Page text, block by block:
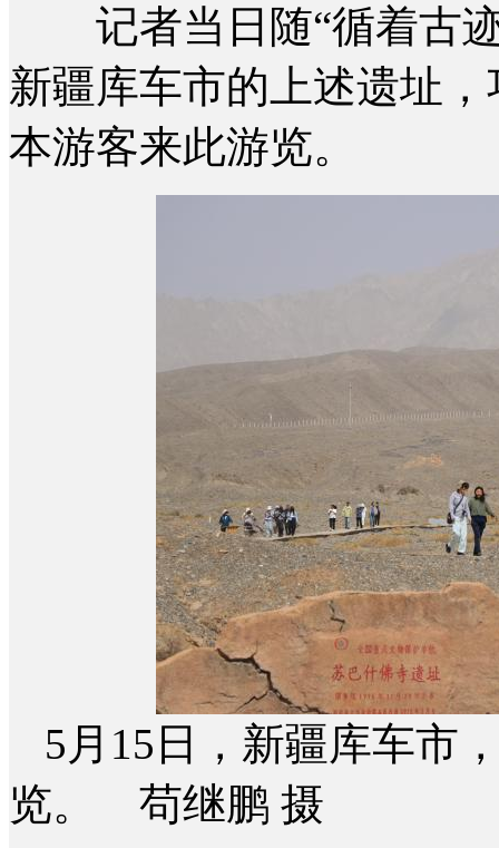
记者当日随“循着古迹
新疆库车市的上述遗址
本游客来此游览。
5月15日，新疆库车市
览。 苟继鹏 摄